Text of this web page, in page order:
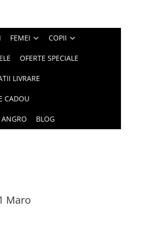
FEMEI COPII
OFERTE SPECIALE
LIVRARE
CADOU
BLOG
Maro